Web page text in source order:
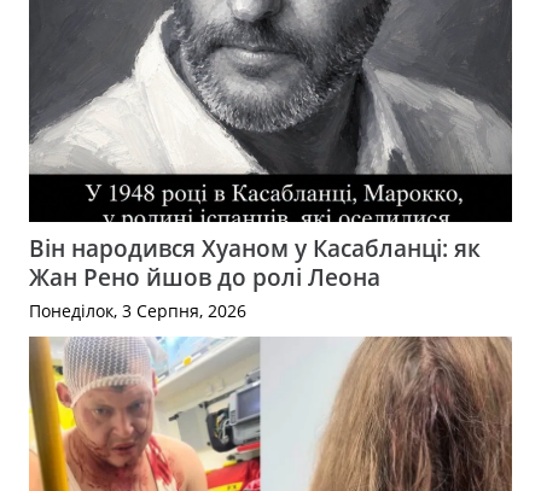
Він народився Хуаном у Касабланці: як
Жан Рено йшов до ролі Леона
Понеділок, 3 Серпня, 2026